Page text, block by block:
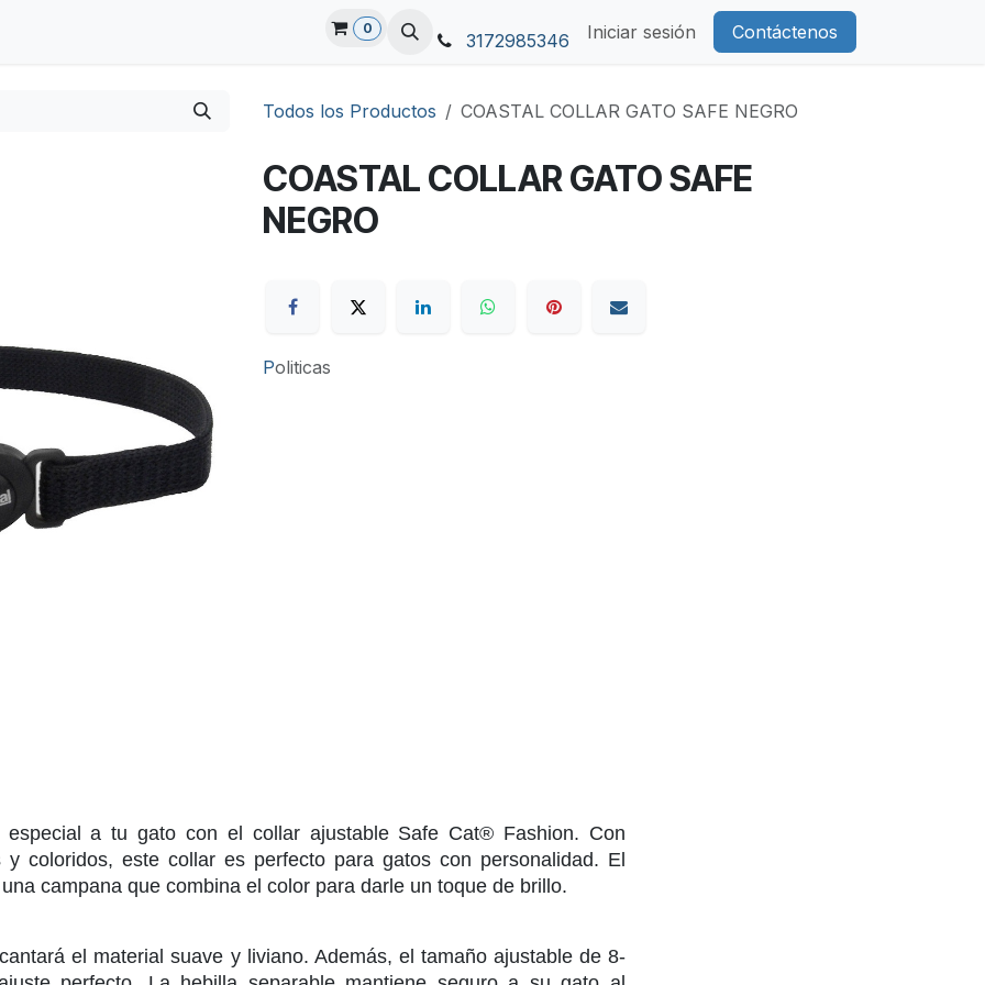
0
3172985346 Iniciar sesión Contáctenos
Todos los Productos COASTAL COLLAR GATO SAFE NEGRO
COASTAL COLLAR GATO SAFE
NEGRO
Politicas
especial a tu gato con el collar ajustable Safe Cat® Fashion. Con
y coloridos, este collar es perfecto para gatos con personalidad. El
campana que combina el color para darle un toque de brillo.
el material suave y liviano. Además, el tamaño ajustable de 8-